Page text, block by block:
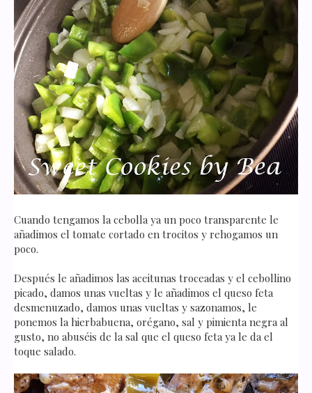
Cuando tengamos la cebolla ya un poco transparente le
añadimos el tomate cortado en trocitos y rehogamos un
poco.
Después le añadimos las aceitunas troceadas y el cebollino
picado, damos unas vueltas y le añadimos el queso feta
desmenuzado, damos unas vueltas y sazonamos, le
ponemos la hierbabuena, orégano, sal y pimienta negra al
gusto, no abuséis de la sal que el queso feta ya le da el
toque salado.